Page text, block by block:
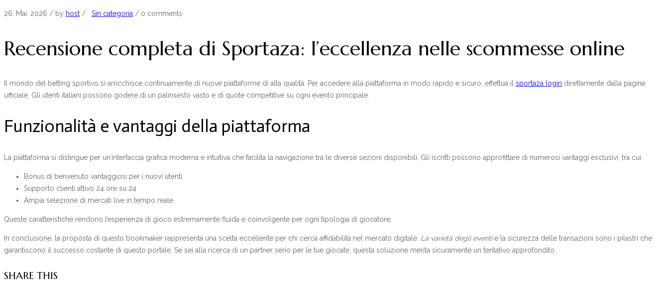
26. Mai. 2026 / by host / Sin categoría / 0 comments
Recensione completa di Sportaza: l’eccellenza nelle scommesse online
Il mondo del betting sportivo si arricchisce continuamente di nuove piattaforme di alta qualità. Per accedere alla piattaforma in modo rapido e sicuro, effettua il sportaza login direttamente dalla pagina
ufficiale. Gli utenti italiani possono godere di un palinsesto vasto e di quote competitive su ogni evento principale.
Funzionalità e vantaggi della piattaforma
La piattaforma si distingue per un’interfaccia grafica moderna e intuitiva che facilita la navigazione tra le diverse sezioni disponibili. Gli iscritti possono approfittare di numerosi vantaggi esclusivi, tra cui:
Bonus di benvenuto vantaggiosi per i nuovi utenti
Supporto clienti attivo 24 ore su 24
Ampia selezione di mercati live in tempo reale
Queste caratteristiche rendono l’esperienza di gioco estremamente fluida e coinvolgente per ogni tipologia di giocatore.
In conclusione, la proposta di questo bookmaker rappresenta una scelta eccellente per chi cerca affidabilità nel mercato digitale. La varietà degli eventie la sicurezza delle transazioni sono i pilastri che
garantiscono il successo costante di questo portale. Se sei alla ricerca di un partner serio per le tue giocate, questa soluzione merita sicuramente un tentativo approfondito.
SHARE THIS